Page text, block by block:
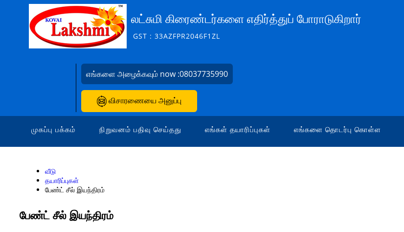
லட்சுமி கிரைண்டர்களை எதிர்த்துப் போராடுகிறார்
GST : 33AZFPR2046F1ZL
எங்களை அழைக்கவும் now :08037735990
விசாரணையை அனுப்பு
முகப்பு பக்கம் நிறுவனம் பதிவு செய்தது எங்கள் தயாரிப்புகள் எங்களை தொடர்பு கொள்ள
வீடு
தயாரிப்புகள்
பேண்ட் சீல் இயந்திரம்
பேண்ட் சீல் இயந்திரம்